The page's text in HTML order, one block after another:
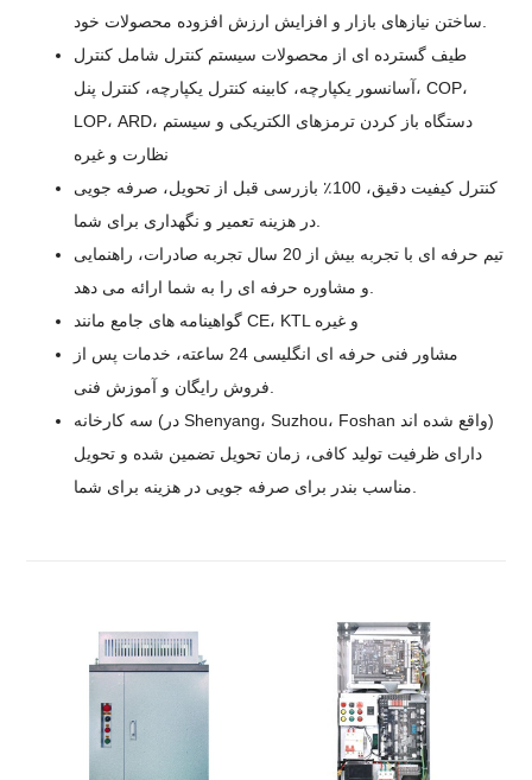
طیف گسترده ای از محصولات سیستم کنترل شامل کنترل
آسانسور یکپارچه، کابینه کنترل یکپارچه، کنترل پنل، COP،
LOP، ARD، دستگاه باز کردن ترمزهای الکتریکی و سیستم
نظارت و غیره
کنترل کیفیت دقیق، 100٪ بازرسی قبل از تحویل، صرفه جویی
تیم حرفه ای با تجربه بیش از 20 سال تجربه صادرات، راهنمایی
گواهینامه های جامع مانند CE، KTL و غیره
مشاور فنی حرفه ای انگلیسی 24 ساعته، خدمات پس از
سه کارخانه (در Shenyang، Suzhou، Foshan واقع شده اند)
دارای ظرفیت تولید کافی، زمان تحویل تضمین شده و تحویل